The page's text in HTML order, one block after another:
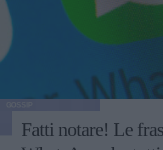
Fatti notare! Le